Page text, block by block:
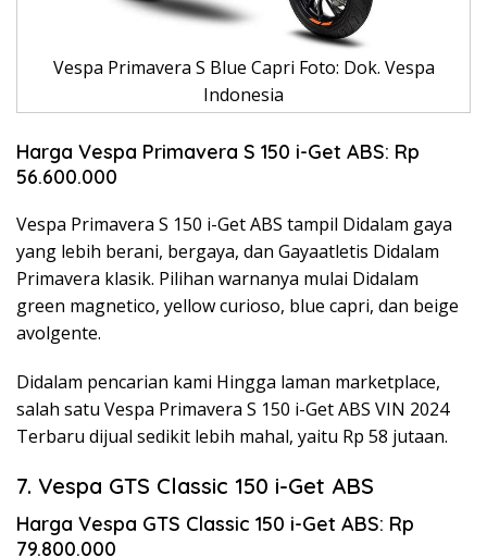
Vespa Primavera S Blue Capri Foto: Dok. Vespa
Indonesia
Harga Vespa Primavera S 150 i-Get ABS: Rp
56.600.000
Vespa Primavera S 150 i-Get ABS tampil Didalam gaya
yang lebih berani, bergaya, dan Gayaatletis Didalam
Primavera klasik. Pilihan warnanya mulai Didalam
green magnetico, yellow curioso, blue capri, dan beige
avolgente.
Didalam pencarian kami Hingga laman marketplace,
salah satu Vespa Primavera S 150 i-Get ABS VIN 2024
Terbaru dijual sedikit lebih mahal, yaitu Rp 58 jutaan.
7. Vespa GTS Classic 150 i-Get ABS
Harga Vespa GTS Classic 150 i-Get ABS: Rp
79.800.000